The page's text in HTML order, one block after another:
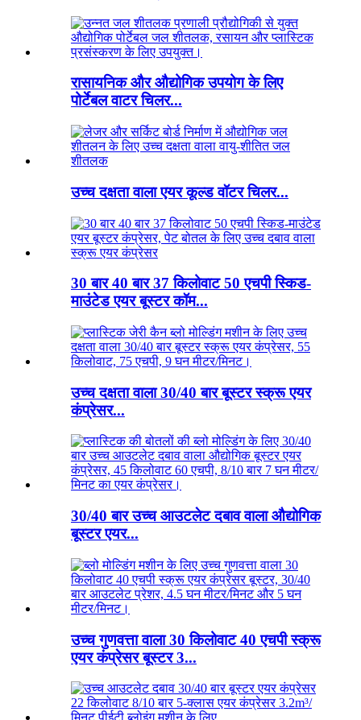
रासायनिक और औद्योगिक उपयोग के लिए
पोर्टेबल वाटर चिलर...
उच्च दक्षता वाला एयर कूल्ड वॉटर चिलर...
30 बार 40 बार 37 किलोवाट 50 एचपी स्किड-
माउंटेड एयर बूस्टर कॉम...
उच्च दक्षता वाला 30/40 बार बूस्टर स्क्रू एयर
कंप्रेसर...
30/40 बार उच्च आउटलेट दबाव वाला औद्योगिक
बूस्टर एयर...
उच्च गुणवत्ता वाला 30 किलोवाट 40 एचपी स्क्रू
एयर कंप्रेसर बूस्टर 3...